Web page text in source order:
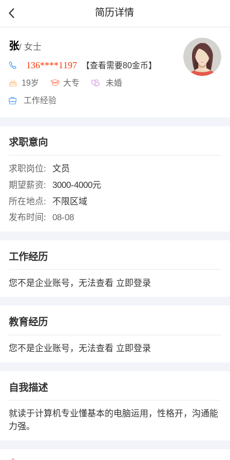
简历详情
张/ 女士
136****1197 【查看需要80金币】
19岁 大专 未婚
工作经验
求职意向
求职岗位:
文员
期望薪资:
3000-4000元
所在地点:
不限区域
发布时间:
08-08
工作经历
您不是企业账号，无法查看 立即登录
教育经历
您不是企业账号，无法查看 立即登录
自我描述
就读于计算机专业懂基本的电脑运用，性格开，沟通能
力强。